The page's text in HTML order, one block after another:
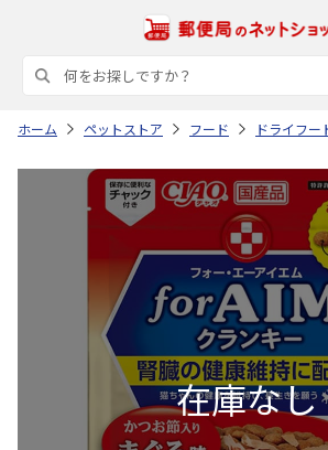
ホーム ペットストア フード ドライフー